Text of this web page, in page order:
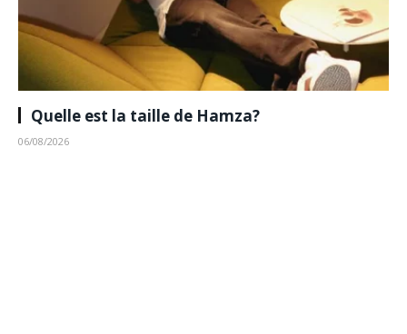
Quelle est la taille de Hamza?
06/08/2026